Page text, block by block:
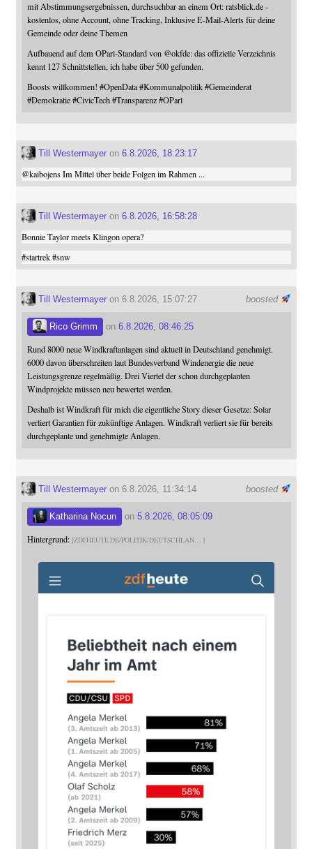
mit Abstimmungsergebnissen, durchsuchbar an einem Ort: ratsblick.de -
kostenlos, ohne Account, ohne Tracking, Inklusive E-Mail-Alerts für deine
Gemeinde oder deine Themen
Aufbauend auf dem OParl-Standard von @okfde: das offizielle Verzeichnis
kennt 127 Schnittstellen, ich habe über 500 gefunden.
Boosts willkommen! #OpenData #Kommunalpolitik #Gemeinderat
#Demokratie #CivicTech #Transparenz #OParl
Till Westermayeron 6.8.2026, 18:23:17
@kaibojensIm Mittel über beide Folgen im Rahmen ...
Till Westermayeron 6.8.2026, 16:58:28
Bonnie Taylor meets Klingon opera?
#startrek #snw
boosted
Till Westermayeron 6.8.2026, 15:07:27
Rico Grimm on 6.8.2026, 08:46:25
Rund 8000 neue Windkraftanlagen sind aktuell in Deutschland genehmigt.
6000 davon überschreiten laut Bundesverband Windenergie die neue
Leistungsgrenze regelmäßig. Drei Viertel der schon durchgeplanten
Windprojekte müssen neu bewertet werden.
Deshalb ist Windkraft für mich die eigentliche Story dieser Gesetze: Solar
verliert Garantien für zukünftige Anlagen. Windkraft verliert sie für bereits
durchgeplante und genehmigte Anlagen.
boosted
Till Westermayeron 6.8.2026, 11:34:14
Katharina Nocun on 5.8.2026, 08:05:09
Hintergrund: ZDFHEUTE.DE/POLITIK/DEUTSCHLAN